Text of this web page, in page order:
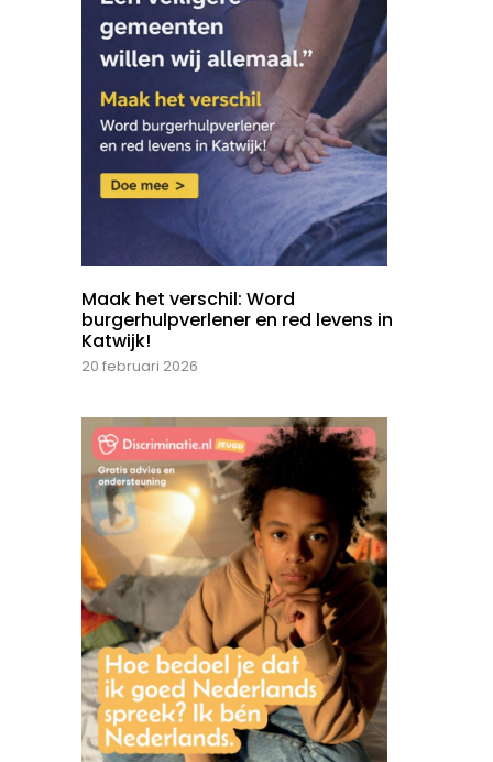
Maak het verschil: Word
burgerhulpverlener en red levens in
Katwijk!
20 februari 2026